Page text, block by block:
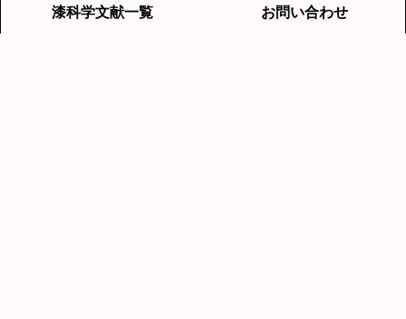
漆科学文献一覧 お問い合わせ